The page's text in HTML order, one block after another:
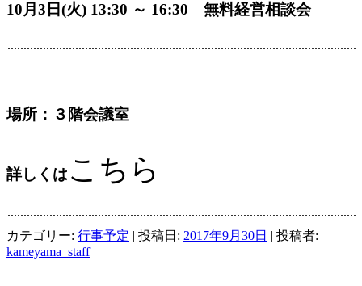
10月3日(火) 13:30 ～ 16:30 無料経営相談会
場所：３階会議室
詳しくはこちら
カテゴリー: 行事予定 | 投稿日: 2017年9月30日 | 投稿者:
kameyama_staff